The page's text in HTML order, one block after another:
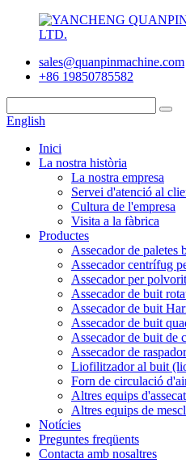
sales@quanpinmachine.com
+86 19850785582
English
Inici
La nostra història
La nostra empresa
Servei d'atenció al
Cultura de l'empresa
Visita a la fàbrica
Productes
Assecador de paletes
Assecador centrífug
Assecador per
Assecador de buit
Assecador de buit
Assecador de buit
Assecador de buit de
Assecador de
Liofilitzador al buit
Forn de circulació
Altres equips d'assecat
Altres equips de
Notícies
Preguntes freqüents
Contacta amb nosaltres